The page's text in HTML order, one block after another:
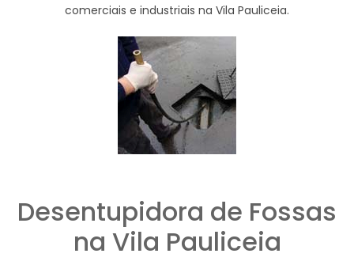
comerciais e industriais na Vila Pauliceia.
Desentupidora de Fossas
na Vila Pauliceia